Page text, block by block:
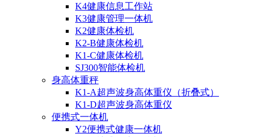
K4健康信息工作站
K3健康管理一体机
K2健康体检机
K2-B健康体检机
K1-C健康体检机
SJ300智能体检机
身高体重秤
K1-A超声波身高体重仪（折叠式）
K1-D超声波身高体重仪
便携式一体机
Y2便携式健康一体机